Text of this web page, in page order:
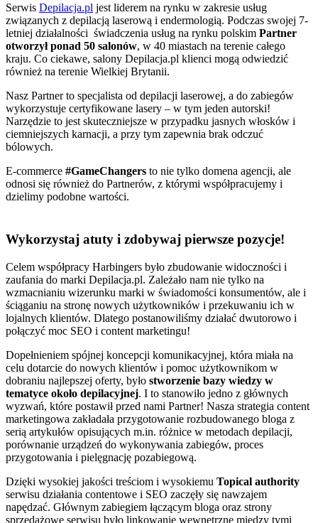
Serwis Depilacja.pl jest liderem na rynku w zakresie usług
związanych z depilacją laserową i endermologią. Podczas swojej 7-
letniej działalności świadczenia usług na rynku polskim Partner
otworzył ponad 50 salonów, w 40 miastach na terenie całego
kraju. Co ciekawe, salony Depilacja.pl klienci mogą odwiedzić
również na terenie Wielkiej Brytanii.
Nasz Partner to specjalista od depilacji laserowej, a do zabiegów
wykorzystuje certyfikowane lasery – w tym jeden autorski!
Narzędzie to jest skuteczniejsze w przypadku jasnych włosków i
ciemniejszych karnacji, a przy tym zapewnia brak odczuć
bólowych.
E-commerce #GameChangers to nie tylko domena agencji, ale
odnosi się również do Partnerów, z którymi współpracujemy i
dzielimy podobne wartości.
Wykorzystaj atuty i zdobywaj pierwsze pozycje!
Celem współpracy Harbingers było zbudowanie widoczności i
zaufania do marki Depilacja.pl. Zależało nam nie tylko na
wzmacnianiu wizerunku marki w świadomości konsumentów, ale i
ściąganiu na stronę nowych użytkowników i przekuwaniu ich w
lojalnych klientów. Dlatego postanowiliśmy działać dwutorowo i
połączyć moc SEO i content marketingu!
Dopełnieniem spójnej koncepcji komunikacyjnej, która miała na
celu dotarcie do nowych klientów i pomoc użytkownikom w
dobraniu najlepszej oferty, było stworzenie bazy wiedzy w
tematyce około depilacyjnej. I to stanowiło jedno z głównych
wyzwań, które postawił przed nami Partner! Nasza strategia content
marketingowa zakładała przygotowanie rozbudowanego bloga z
serią artykułów opisujących m.in. różnice w metodach depilacji,
porównanie urządzeń do wykonywania zabiegów, proces
przygotowania i pielęgnację pozabiegową.
Dzięki wysokiej jakości treściom i wysokiemu Topical authority
serwisu działania contentowe i SEO zaczęły się nawzajem
napędzać. Głównym zabiegiem łączącym bloga oraz strony
sprzedażowe serwisu było linkowanie wewnętrzne między tymi